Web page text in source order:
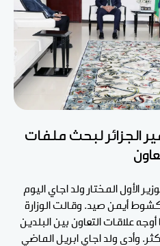
الجزائر لبحث ملفات
الأول المختار ولد اجاي اليوم
أيمن صيد. وقالت الوزارة
أوجه علاقات التعاون بين البلدين
وأدى ولد اجاي ابريل الماضي